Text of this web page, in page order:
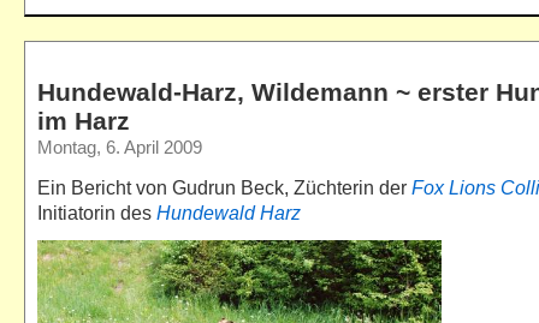
Hundewald-Harz, Wildemann ~ erster
im Harz
Montag, 6. April 2009
Ein Bericht von Gudrun Beck, Züchterin der Fox Lions
Initiatorin des Hundewald Harz